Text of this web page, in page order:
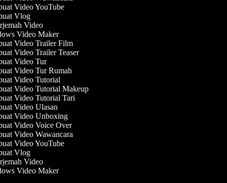
Video YouTube
Vlog
Video
Video Maker
Video Trailer Film
Video Trailer Teaser
Video Tur
Video Tur Rumah
Video Tutorial
Video Tutorial Makeup
Video Tutorial Tari
Video Ulasan
Video Unboxing
Video Voice Over
Video Wawancara
Video YouTube
Vlog
Video
Video Maker